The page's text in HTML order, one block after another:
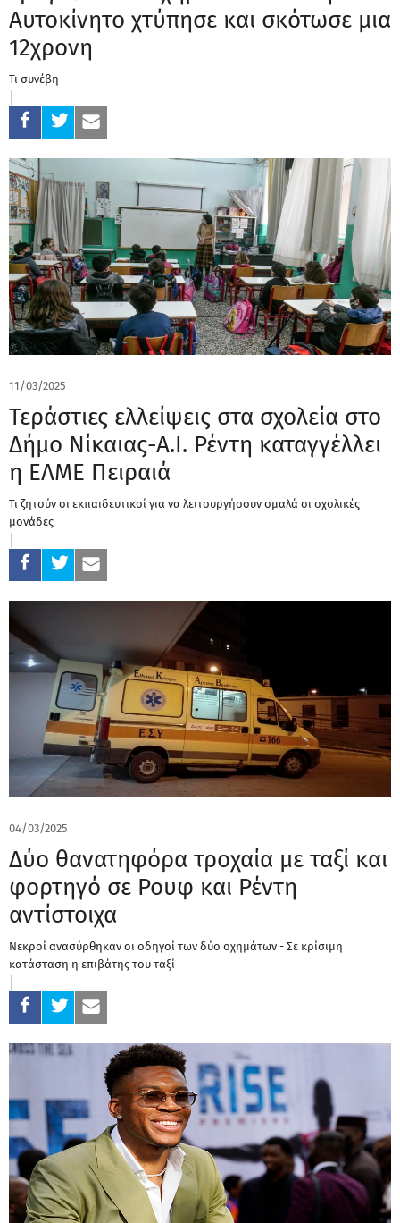
Αυτοκίνητο χτύπησε και σκότωσε μια
12χρονη
Τι συνέβη
11/03/2025
Τεράστιες ελλείψεις στα σχολεία στο
Δήμο Νίκαιας-Α.Ι. Ρέντη καταγγέλλει
η ΕΛΜΕ Πειραιά
Τι ζητούν οι εκπαιδευτικοί για να λειτουργήσουν ομαλά οι σχολικές
μονάδες
04/03/2025
Δύο θανατηφόρα τροχαία με ταξί και
φορτηγό σε Ρουφ και Ρέντη
αντίστοιχα
Νεκροί ανασύρθηκαν οι οδηγοί των δύο οχημάτων - Σε κρίσιμη
κατάσταση η επιβάτης του ταξί